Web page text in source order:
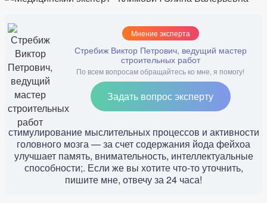
Мнение эксперта
Стребиж Виктор Петрович, ведущий мастер
строительных работ
По всем вопросам обращайтесь ко мне, я помогу!
Задать вопрос эксперту
стимулирование мыслительных процессов и активности
головного мозга — за счет содержания йода фейхоа
улучшает память, внимательность, интеллектуальные
способности;. Если же вы хотите что-то уточнить,
пишите мне, отвечу за 24 часа!